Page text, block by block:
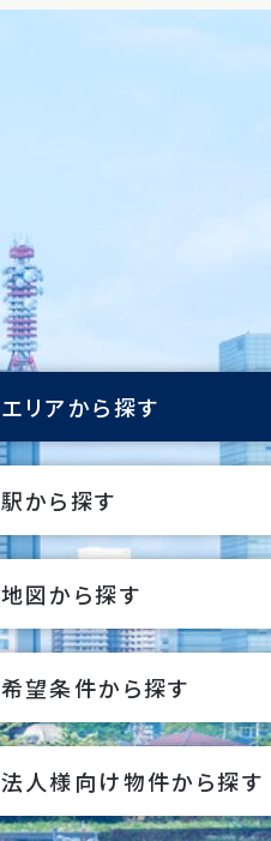
エリアから探す
駅から探す
地図から探す
希望条件から探す
法人様向け物件から探す